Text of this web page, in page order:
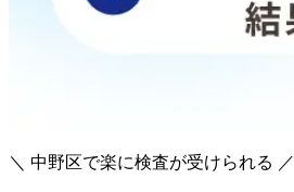
＼ 中野区で楽に検査が受けられる ／